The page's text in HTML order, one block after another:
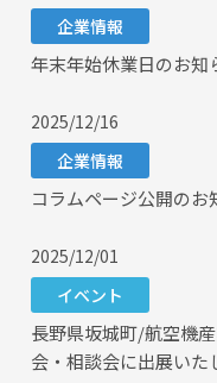
企業情報
年末年始休業日のお知
2025/12/16
企業情報
コラムページ公開のお
2025/12/01
イベント
長野県坂城町/航空機
会・相談会に出展いた